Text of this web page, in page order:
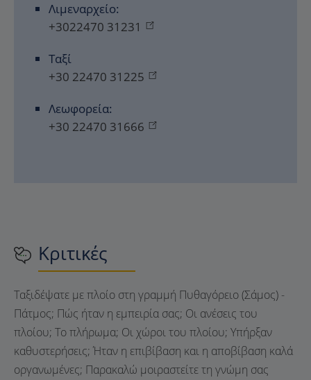
Λιμεναρχείο:
+3022470 31231
Ταξί
+30 22470 31225
Λεωφορεία:
+30 22470 31666
Κριτικές
Ταξιδέψατε με πλοίο στη γραμμή Πυθαγόρειο (Σάμος) -
Πάτμος; Πώς ήταν η εμπειρία σας; Οι ανέσεις του
πλοίου; Το πλήρωμα; Οι χώροι του πλοίου; Υπήρξαν
καθυστερήσεις; Ήταν η επιβίβαση και η αποβίβαση καλά
οργανωμένες; Παρακαλώ μοιραστείτε τη γνώμη σας